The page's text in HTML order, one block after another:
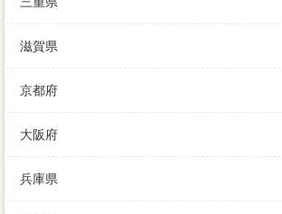
滋賀県
京都府
大阪府
兵庫県